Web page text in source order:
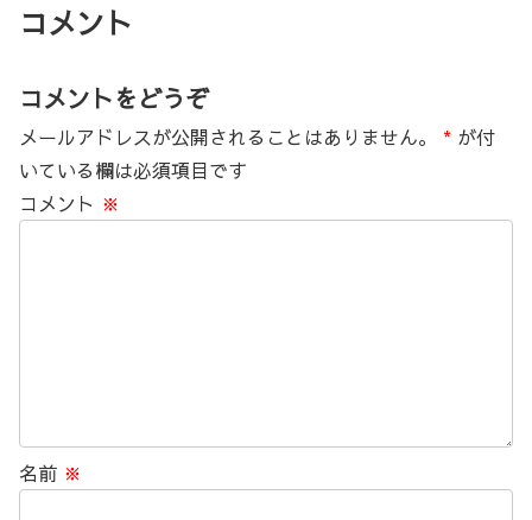
コメント
コメントをどうぞ
メールアドレスが公開されることはありません。 * が付
いている欄は必須項目です
コメント ※
名前 ※